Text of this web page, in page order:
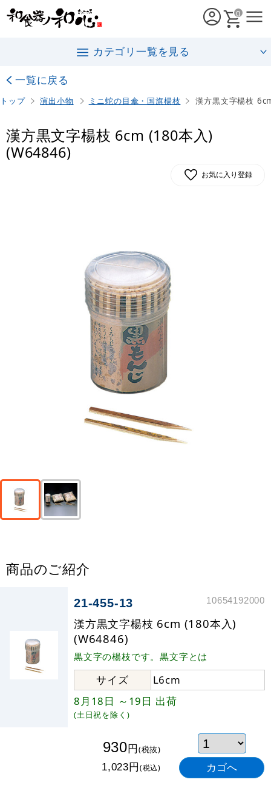
0
カテゴリ一覧を見る
一覧に戻る
トップ 演出小物 ミニ蛇の目傘・国旗楊枝 漢方黒文字楊枝
漢方黒文字楊枝 6cm (180本入)
(W64846)
お気に入り登録
商品のご紹介
21-455-13 10654192000
漢方黒文字楊枝 6cm (180本入)
(W64846)
黒文字の楊枝です。黒文字とは
サイズ
L6cm
8月18日 ～19日 出荷
(土日祝を除く)
930円(税抜)
1,023円(税込)